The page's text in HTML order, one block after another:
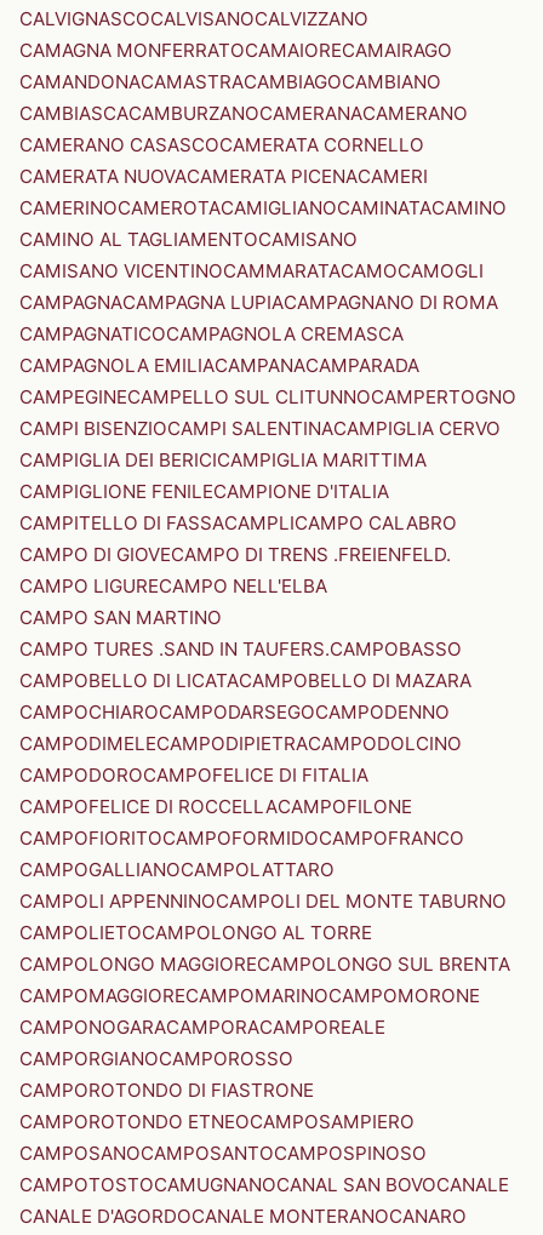
CALVIGNASCOCALVISANOCALVIZZANO
CAMAGNA MONFERRATOCAMAIORECAMAIRAGO
CAMANDONACAMASTRACAMBIAGOCAMBIANO
CAMBIASCACAMBURZANOCAMERANACAMERANO
CAMERANO CASASCOCAMERATA CORNELLO
CAMERATA NUOVACAMERATA PICENACAMERI
CAMERINOCAMEROTACAMIGLIANOCAMINATACAMINO
CAMINO AL TAGLIAMENTOCAMISANO
CAMISANO VICENTINOCAMMARATACAMOCAMOGLI
CAMPAGNACAMPAGNA LUPIACAMPAGNANO DI ROMA
CAMPAGNATICOCAMPAGNOLA CREMASCA
CAMPAGNOLA EMILIACAMPANACAMPARADA
CAMPEGINECAMPELLO SUL CLITUNNOCAMPERTOGNO
CAMPI BISENZIOCAMPI SALENTINACAMPIGLIA CERVO
CAMPIGLIA DEI BERICICAMPIGLIA MARITTIMA
CAMPIGLIONE FENILECAMPIONE D'ITALIA
CAMPITELLO DI FASSACAMPLICAMPO CALABRO
CAMPO DI GIOVECAMPO DI TRENS .FREIENFELD.
CAMPO LIGURECAMPO NELL'ELBA
CAMPO SAN MARTINO
CAMPO TURES .SAND IN TAUFERS.CAMPOBASSO
CAMPOBELLO DI LICATACAMPOBELLO DI MAZARA
CAMPOCHIAROCAMPODARSEGOCAMPODENNO
CAMPODIMELECAMPODIPIETRACAMPODOLCINO
CAMPODOROCAMPOFELICE DI FITALIA
CAMPOFELICE DI ROCCELLACAMPOFILONE
CAMPOFIORITOCAMPOFORMIDOCAMPOFRANCO
CAMPOGALLIANOCAMPOLATTARO
CAMPOLI APPENNINOCAMPOLI DEL MONTE TABURNO
CAMPOLIETOCAMPOLONGO AL TORRE
CAMPOLONGO MAGGIORECAMPOLONGO SUL BRENTA
CAMPOMAGGIORECAMPOMARINOCAMPOMORONE
CAMPONOGARACAMPORACAMPOREALE
CAMPORGIANOCAMPOROSSO
CAMPOROTONDO DI FIASTRONE
CAMPOROTONDO ETNEOCAMPOSAMPIERO
CAMPOSANOCAMPOSANTOCAMPOSPINOSO
CAMPOTOSTOCAMUGNANOCANAL SAN BOVOCANALE
CANALE D'AGORDOCANALE MONTERANOCANARO